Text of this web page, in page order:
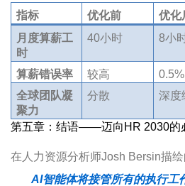
指标
优化前 优化
月度算薪工
时
40小时 8小
算薪错误率 较高
全球团队凝
聚力
分散 深度
第五章：结语——迈向 HR 2030的
在人力资源分析师Josh Bersin描
AI智能体将接管所有的执行工